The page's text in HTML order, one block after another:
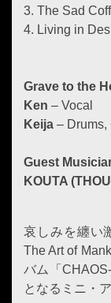
3. The Sad
4. Living in
Grave to the
Ken – Vocal
Keija – Drums,
Guest
KOUTA
哀しみを纏い
The Art of
バム「
となるミニ・